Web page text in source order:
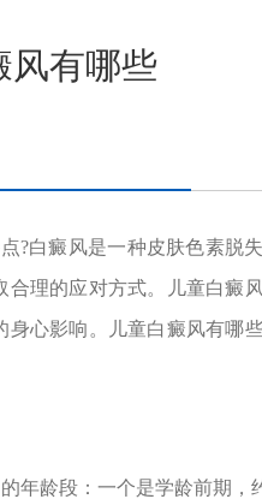
风有哪些
白癜风是一种皮肤色素脱
理的应对方式。儿童白癜
身心影响。儿童白癜风有哪
龄段：一个是学龄前期，